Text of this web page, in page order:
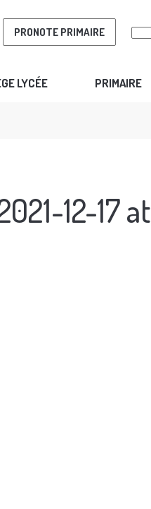
PRONOTE PRIMAIRE
LYCÉE PRIMAIRE
12-17